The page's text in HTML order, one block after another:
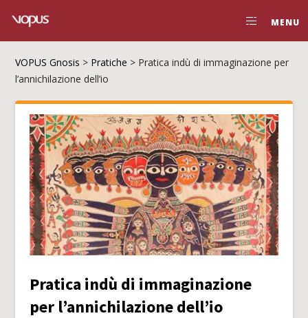
MENU
VOPUS Gnosis > Pratiche > Pratica indù di immaginazione per
l’annichilazione dell’io
Pratica indù di immaginazione
per l’annichilazione dell’io